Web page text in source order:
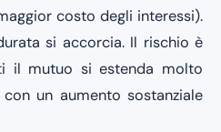
costo degli interessi).
si accorcia. Il rischio è
il mutuo si estenda molto
un aumento sostanziale